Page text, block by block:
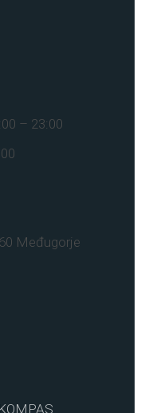
– 23:00
Međugorje